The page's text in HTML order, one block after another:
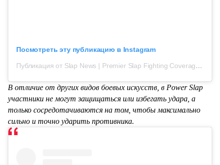
Посмотреть эту публикацию в Instagram
Публикация от Slap News | Premier Slap Fighting Coverage (@slap_news)
В отличие от других видов боевых искусств, в Power Slap
участники не могут защищаться или избегать удара, а
только сосредотачиваются на том, чтобы максимально
сильно и точно ударить противника.